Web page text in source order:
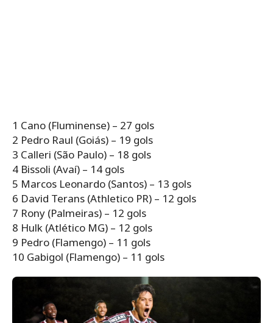
1 Cano (Fluminense) – 27 gols
2 Pedro Raul (Goiás) – 19 gols
3 Calleri (São Paulo) – 18 gols
4 Bissoli (Avaí) – 14 gols
5 Marcos Leonardo (Santos) – 13 gols
6 David Terans (Athletico PR) – 12 gols
7 Rony (Palmeiras) – 12 gols
8 Hulk (Atlético MG) – 12 gols
9 Pedro (Flamengo) – 11 gols
10 Gabigol (Flamengo) – 11 gols